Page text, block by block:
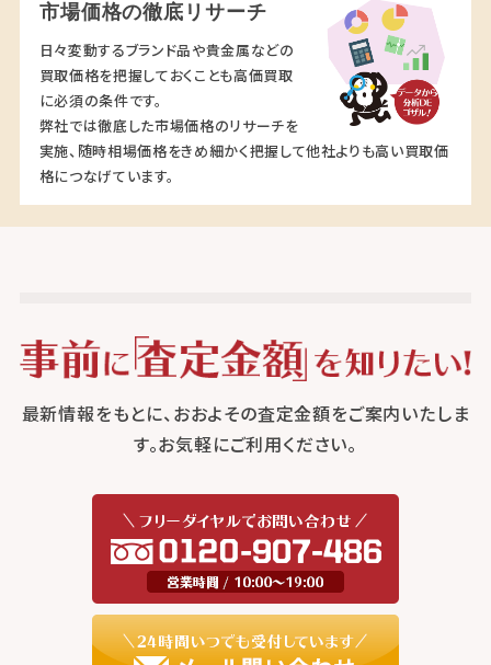
市場価格の徹底リサーチ
日々変動するブランド品や貴金属などの
買取価格を把握しておくことも高価買取
に必須の条件です。
弊社では徹底した市場価格のリサーチを
実施、随時相場価格をきめ細かく把握して他社よりも高い買取価
格につなげています。
最新情報をもとに、おおよその査定金額をご案内いたしま
す。お気軽にご利用ください。